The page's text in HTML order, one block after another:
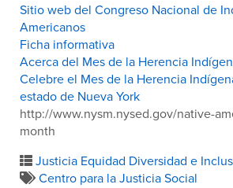
Sitio web del Congreso Nacional de
Americanos
Ficha informativa
Acerca del Mes de la Herencia
Celebre el Mes de la Herencia
estado de Nueva York
http://www.nysm.nysed.gov/native-
month
Justicia Equidad Diversidad e
Centro para la Justicia Social